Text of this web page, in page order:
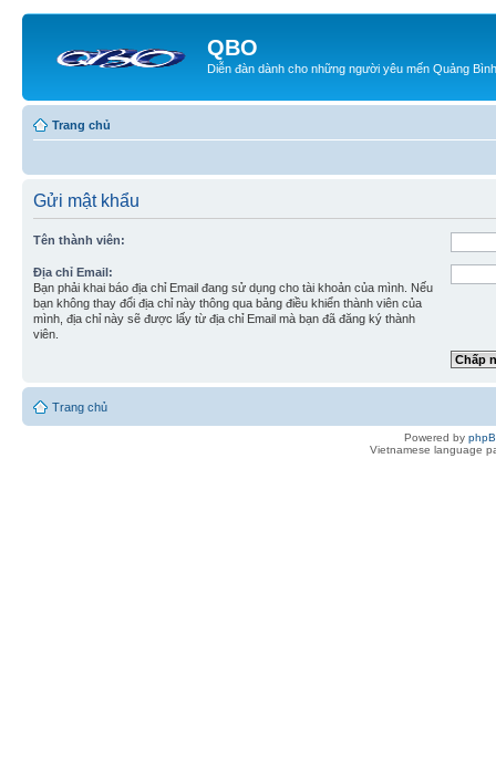
QBO
Diễn đàn dành cho những người yêu mến Quảng Bình
Trang chủ
Gửi mật khẩu
Tên thành viên:
Địa chỉ Email:
Bạn phải khai báo địa chỉ Email đang sử dụng cho tài khoản của mình. Nếu
bạn không thay đổi địa chỉ này thông qua bảng điều khiển thành viên của
mình, địa chỉ này sẽ được lấy từ địa chỉ Email mà bạn đã đăng ký thành
viên.
Trang chủ
Powered by
Vietnamese language